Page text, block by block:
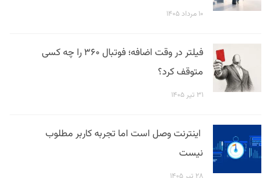
۱۰ مرداد ۱۴۰۵
فیلتر در وقت اضافه؛ فوتبال ۳۶۰ را چه کسی
متوقف کرد؟
۳۱ تیر ۱۴۰۵
اینترنت وصل است اما تجربه کاربر مطلوب
نیست